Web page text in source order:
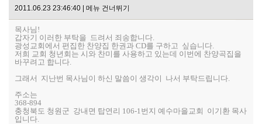
2011.06.23 23:46:40 | 메뉴 건너뛰기
목사님!
갑자기 이러한 부탁을 드려서 죄송합니다.
광성교회에서 편집한 찬양집 한권과 CD를 구하고 싶습니다.
저희 교회 청년회는 시와 찬미를 사용하고 있는데 이번에 찬양곡집을
바꾸려고 합니다.
그래서 지난번 목사님이 하신 말씀이 생각이 나서 부탁드립니다.
주소는
368-894
충청북도 청원군 강내면 탑연리 106-1번지 예수마을교회 이기환 목사
입니다.